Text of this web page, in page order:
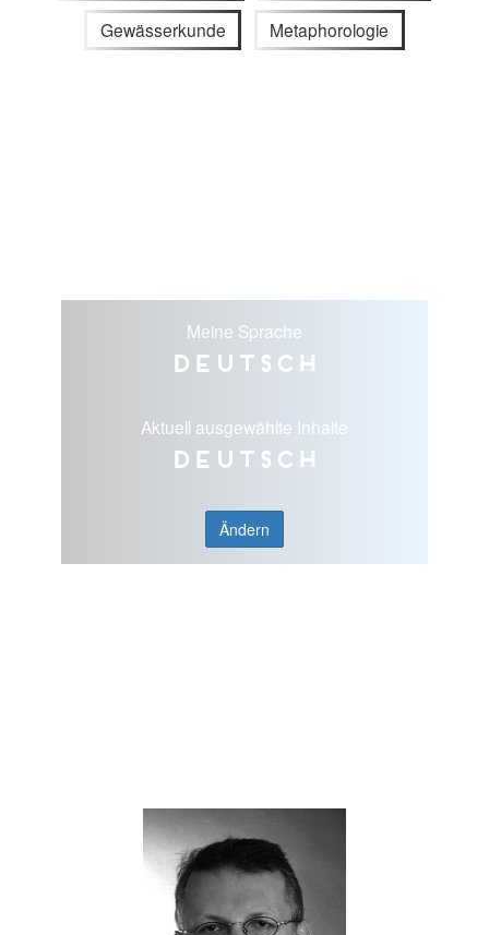
Gewässerkunde Metaphorologie
Meine Sprache
Deutsch
Aktuell ausgewählte Inhalte
Deutsch
Ändern